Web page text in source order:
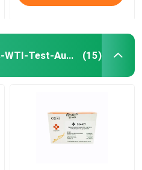
Geschlechtskrankheits-WTI-Test-Ausrüstung (15)